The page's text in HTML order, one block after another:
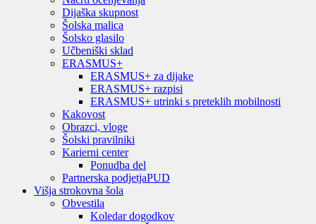
Dijaška skupnost
Šolska malica
Šolsko glasilo
Učbeniški sklad
ERASMUS+
ERASMUS+ za dijake
ERASMUS+ razpisi
ERASMUS+ utrinki s preteklih mobilnosti
Kakovost
Obrazci, vloge
Šolski pravilniki
Karierni center
Ponudba del
Partnerska podjetjaPUD
Višja strokovna šola
Obvestila
Koledar dogodkov